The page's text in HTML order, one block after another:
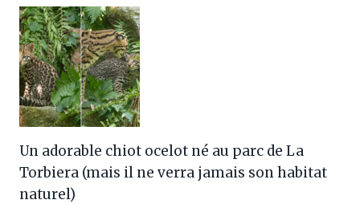
Un adorable chiot ocelot né au parc de La
Torbiera (mais il ne verra jamais son habitat
naturel)